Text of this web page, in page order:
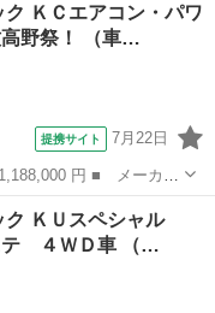
ライト ■ 排気量：
ＫＣエアコン・パワ
野祭！ （車…
提携サイト 7月22日
■ グレード名： Ｋ
！ ■ 排気量： 660cc
ク ＫＵスペシャル
４ＷＤ車 （…